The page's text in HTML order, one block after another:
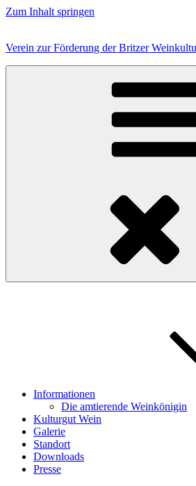
Zum Inhalt springen
Verein zur Förderung der Britzer
Informationen
Die amtierende Weinkönigin
Kulturgut Wein
Galerie
Standort
Downloads
Presse